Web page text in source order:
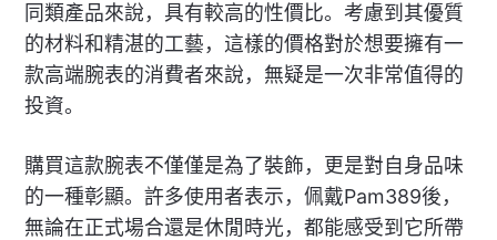
同類產品來說，具有較高的性價比。考慮到其優質
的材料和精湛的工藝，這樣的價格對於想要擁有一
款高端腕表的消費者來說，無疑是一次非常值得的
投資。
購買這款腕表不僅僅是為了裝飾，更是對自身品味
的一種彰顯。許多使用者表示，佩戴Pam389後，
無論在正式場合還是休閒時光，都能感受到它所帶